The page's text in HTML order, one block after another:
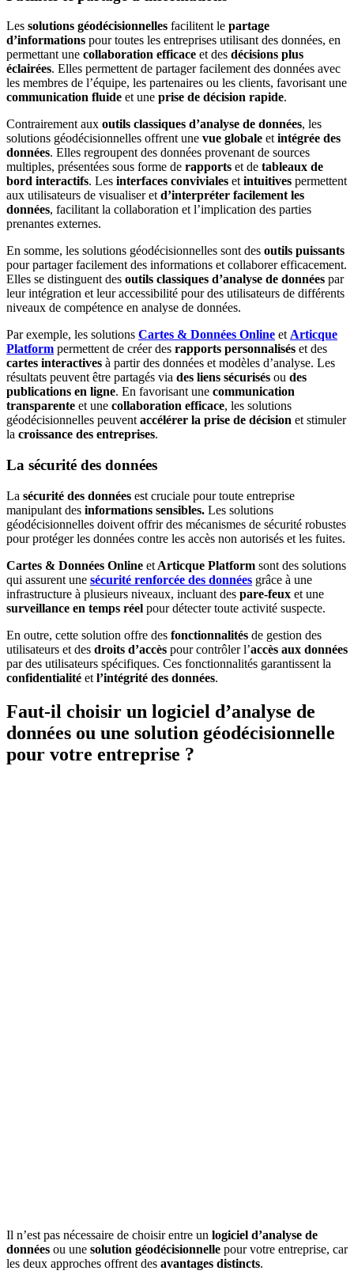
Les solutions géodécisionnelles facilitent le partage
d’informations pour toutes les entreprises utilisant des données, en
permettant une collaboration efficace et des décisions plus
éclairées. Elles permettent de partager facilement des données avec
les membres de l’équipe, les partenaires ou les clients, favorisant une
communication fluide et une prise de décision rapide.
Contrairement aux outils classiques d’analyse de données, les
solutions géodécisionnelles offrent une vue globale etintégrée des
données. Elles regroupent des données provenant de sources
multiples, présentées sous forme de rapports et de tableaux de
bord interactifs. Les interfaces conviviales etintuitives permettent
aux utilisateurs de visualiser etd’interpréter facilement les
données, facilitant la collaboration et l’implication des parties
prenantes externes.
En somme, les solutions géodécisionnelles sont des outils puissants
pour partager facilement des informations et collaborer efficacement.
Elles se distinguent des outils classiques d’analyse de données par
leur intégration et leur accessibilité pour des utilisateurs de différents
niveaux de compétence en analyse de données.
Par exemple, les solutions Cartes & Données Online etArticque
Platform permettent de créer des rapports personnalisés et des
cartes interactives à partir des données et modèles d’analyse. Les
résultats peuvent être partagés via des liens sécurisés ou des
publications en ligne. En favorisant une communication
transparente et une collaboration efficace, les solutions
géodécisionnelles peuventaccélérer la prise de décision et stimuler
la croissance des entreprises.
La sécurité des données
La sécurité des données est cruciale pour toute entreprise
manipulant des informations sensibles. Les solutions
géodécisionnelles doivent offrir des mécanismes de sécurité robustes
pour protéger les données contre les accès non autorisés et les fuites.
Cartes & Données Online et Articque Platform sont des solutions
qui assurent une sécurité renforcée des données grâce à une
infrastructure à plusieurs niveaux, incluant des pare-feux et une
surveillance en temps réel pour détecter toute activité suspecte.
En outre, cette solution offre des fonctionnalités de gestion des
utilisateurs et des droits d’accès pour contrôler l’accès aux données
par des utilisateurs spécifiques. Ces fonctionnalités garantissent la
confidentialité et l’intégrité des données.
Faut-il choisir un logiciel d’analyse de
données ou une solution géodécisionnelle
pour votre entreprise ?
Il n’est pas nécessaire de choisir entre un logiciel d’analyse de
données ou une solution géodécisionnelle pour votre entreprise, car
les deux approches offrent des avantages distincts.